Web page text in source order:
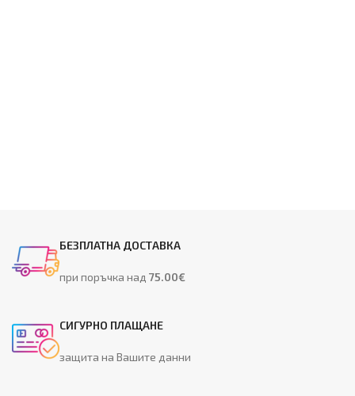
БЕЗПЛАТНА ДОСТАВКА
при поръчка над75.00€
СИГУРНО ПЛАЩАНЕ
защита на Вашите данни